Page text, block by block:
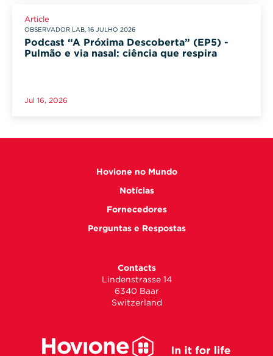
Article
OBSERVADOR LAB, 16 JULHO 2026
Podcast “A Próxima Descoberta” (EP5) -
Pulmão e via nasal: ciência que respira
Jul 16, 2026
Hovione no Mundo
Notícias
Fornecedores
Perguntas e Respostas
Contacts
Lindenstrasse 14
6340 Baar
Switzerland